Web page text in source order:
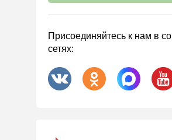
Налоговое планирование
Договоры
АО
Присоединяйтесь к нам в
сетях: